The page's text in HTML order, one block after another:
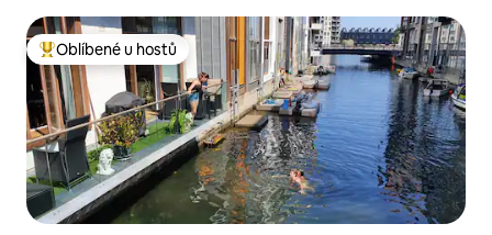
Nejlepší v kategorii Oblíbené u hostů
Oblíbené u hostů